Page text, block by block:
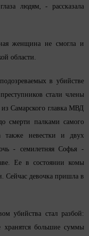
людям, - рассказала
женщина не смогла и
области.
в убийстве
стали члены
Самарского главка МВД
смерти палками самого
также невестки и двух
- семилетняя Софья -
Ее в состоянии комы
Сейчас девочка пришла в
убийства стал разбой:
большие суммы